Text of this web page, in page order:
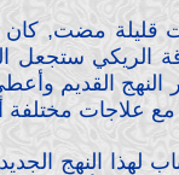
قليلة مضت, كان
الريكي ستجعل
النهج القديم
علاجات مختلفة
لهذا النهج